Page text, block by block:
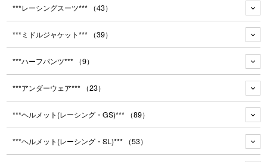
***レーシングスーツ*** （43）
***ミドルジャケット*** （39）
***ハーフパンツ*** （9）
***アンダーウェア*** （23）
***ヘルメット(レーシング・GS)*** （89）
***ヘルメット(レーシング・SL)*** （53）